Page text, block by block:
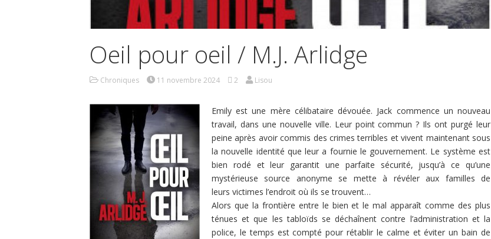
Oeil pour oeil / M.J. Arlidge
Chroniques 11 novembre 2024 2 Lisou
Emily est une mère célibataire dévouée. Jack commence un nouveau
travail, dans une nouvelle ville. Leur point commun ? Ils ont purgé leur
peine après avoir commis des crimes terribles et vivent maintenant sous
la nouvelle identité que leur a fournie le gouvernement. Le système est
bien rodé et leur garantit une parfaite sécurité, jusqu’à ce qu’une
mystérieuse source anonyme se mette à révéler aux familles de
leurs victimes l’endroit où ils se trouvent…
Alors que la frontière entre le bien et le mal apparaît comme des plus
ténues et que les tabloïds se déchaînent contre l’administration et la
police, le temps est compté pour rétablir le calme et éviter un bain de